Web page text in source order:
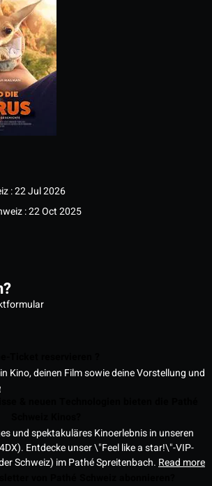
: 22 Jul 2026
: 22 Oct 2025
Kino, deinen Film sowie deine Vorstellung und
und spektakuläres Kinoerlebnis in unseren
Entdecke unser \"Feel like a star!\"-VIP-
Schweiz) im Pathé Spreitenbach. Read more